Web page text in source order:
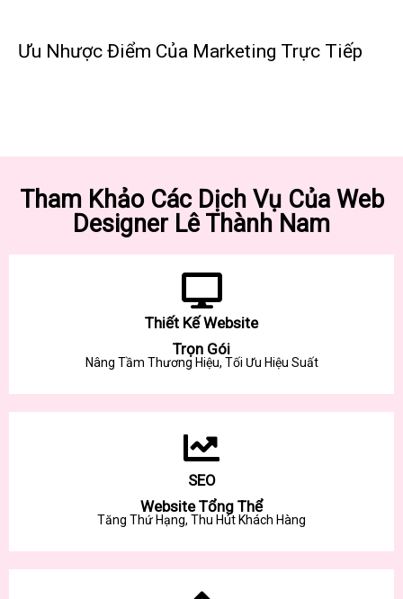
Ưu Nhược Điểm Của Marketing Trực Tiếp
Tham Khảo Các Dịch Vụ Của Web
Designer Lê Thành Nam
Thiết Kế Website
Trọn Gói
Nâng Tầm Thương Hiệu, Tối Ưu Hiệu Suất
SEO
Website Tổng Thể
Tăng Thứ Hạng, Thu Hút Khách Hàng